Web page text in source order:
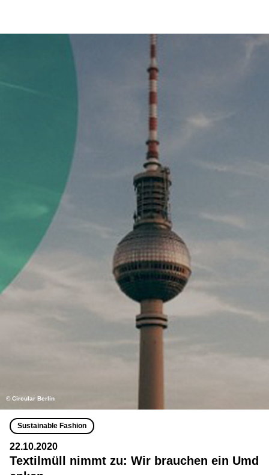
©️ Circular Berlin
Sustainable Fashion
22.10.2020
Textilmüll nimmt zu: Wir brauchen ein Umd